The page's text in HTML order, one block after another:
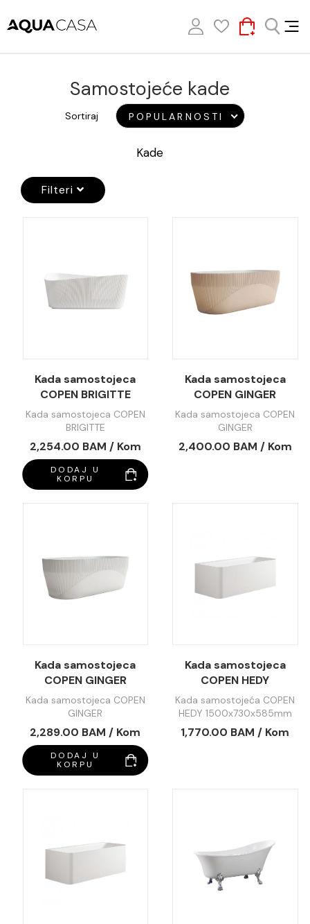
Samostojeće kade
Sortiraj POPULARNOSTI
Kade
Filteri
Kada samostojeca
COPEN BRIGITTE
1700x750x550mm
sjajna bijela C-08-
1002W
Kada samostojeca COPEN
BRIGITTE
1700x750x550mm sjajna
bijela C-08-1002W
2,254.00 BAM / Kom
DODAJ U
KORPU
Kada samostojeca
COPEN GINGER
1700x800x580mm
bež/mat bijela C-08-
L1003B/MW
Kada samostojeca COPEN
GINGER
1700x800x580mm
bež/mat bijela C-08-
2,400.00 BAM / Kom
Kada samostojeca
COPEN GINGER
1700x800x580mm
mat bijela C-08-
L1003MW
Kada samostojeca COPEN
GINGER
1700x800x580mm mat
bijela C-08-L1003MW
2,289.00 BAM / Kom
DODAJ U
KORPU
Kada samostojeca
COPEN HEDY
1500x730x585mm
sjajna bijela C-08-
S2002W
Kada samostojeća COPEN
HEDY 1500x730x585mm
sjajna bijela C-08-
S2002W
1,770.00 BAM / Kom